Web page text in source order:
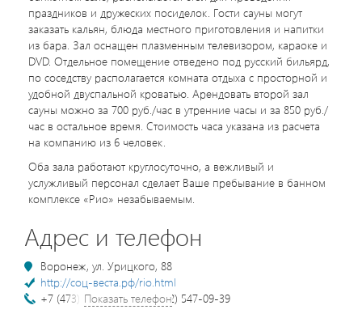
праздников и дружеских посиделок. Гости сауны могут
заказать кальян, блюда местного приготовления и напитки
из бара. Зал оснащен плазменным телевизором, караоке и
DVD. Отдельное помещение отведено под русский бильярд,
по соседству располагается комната отдыха с просторной и
удобной двуспальной кроватью. Арендовать второй зал
сауны можно за 700 руб./час в утренние часы и за 850 руб./
час в остальное время. Стоимость часа указана из расчета
на компанию из 6 человек.
Оба зала работают круглосуточно, а вежливый и
услужливый персонал сделает Ваше пребывание в банном
комплексе «Рио» незабываемым.
Адрес и телефон
Воронеж, ул. Урицкого, 88
http://соц-веста.рф/rio.html
+7 (473) 239-28-88, +7 (952) 547-09-39
Показать телефон